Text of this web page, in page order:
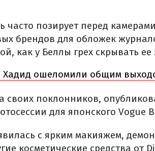
часто позирует перед
брендов для обложек
как у Беллы грех скрывать
Хадид ошеломили общим
своих поклонников,
для японского Vogue
с ярким макияжем,
косметические средства от